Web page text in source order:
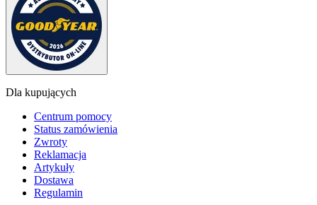
Dla kupujących
Centrum pomocy
Status zamówienia
Zwroty
Reklamacja
Artykuły
Dostawa
Regulamin